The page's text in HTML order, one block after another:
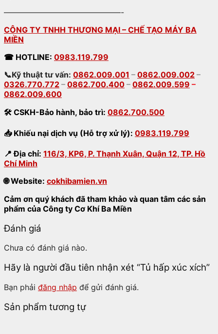
———————————————-
CÔNG TY TNHH THƯƠNG MẠI – CHẾ TẠO MÁY BA
MIỀN
☎ HOTLINE: 0983.119.799
📞Kỹ thuật tư vấn: 0862.009.001 – 0862.009.002 –
0326.770.772 – 0862.700.400 – 0862.009.599 –
0862.009.600
🛠 CSKH-Bảo hành, bảo trì: 0862.700.500
📥Khiếu nại dịch vụ (Hỗ trợ xử lý): 0983.119.799
📍 Địa chỉ: 116/3, KP6, P. Thạnh Xuân, Quận 12, TP. Hồ
Chí Minh
🌐Website: cokhibamien.vn
Cảm ơn quý khách đã tham khảo và quan tâm các sản
phẩm của Công ty Cơ Khí Ba Miền
Đánh giá
Chưa có đánh giá nào.
Hãy là người đầu tiên nhận xét “Tủ hấp xúc xích”
Bạn phải đăng nhập để gửi đánh giá.
Sản phẩm tương tự